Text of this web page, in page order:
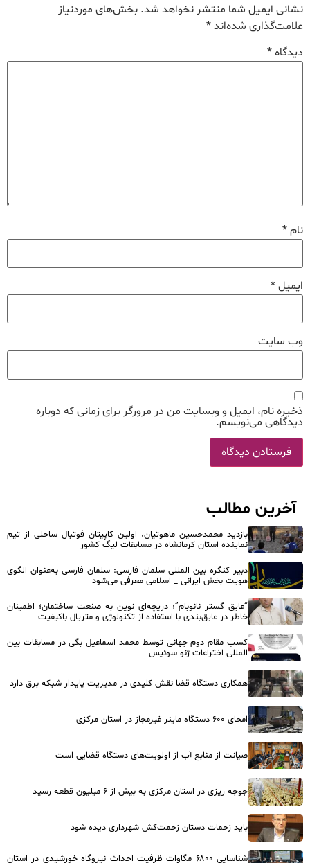
نشانی ایمیل شما منتشر نخواهد شد. بخش‌های موردنیاز
علامت‌گذاری شده‌اند*
دیدگاه*
نام*
ایمیل*
وب‌ سایت
ذخیره نام، ایمیل و وبسایت من در مرورگر برای زمانی که دوباره
دیدگاهی می‌نویسم.
آخرین مطالب
بازدید محمدحسین ماهوتیان، اولین کاپیتان فوتبال ساحلی از تیم
نماینده استان کرمانشاه در مسابقات لیگ کشور
دبیر کنگره بین المللی سلمان فارسی: سلمان فارسی به‌عنوان الگوی
هویت بخش ایرانی _ اسلامی معرفی می‌شود
“عایق گستر نانوبام”؛ دریچه‌ای نوین به صنعت ساختمان؛ اطمینان
خاطر در عایق‌بندی با استفاده از تکنولوژی و متریال باکیفیت
کسب مقام دوم جهانی توسط محمد اسماعیل بگی در مسابقات بین
المللی اختراعات ژنو سوئیس
همکاری دستگاه قضا نقش کلیدی در مدیریت پایدار شبکه برق دارد
امحای ۶۰۰ دستگاه ماینر غیرمجاز در استان مرکزی
صیانت از منابع آب از اولویت‌های دستگاه قضایی است
جوجه ریزی در استان مرکزی به بیش از ۶ میلیون قطعه رسید
باید زحمات دستان زحمت‌کش شهرداری دیده شود
شناسایی ۶۸۰۰ مگاوات ظرفیت احداث نیروگاه خورشیدی در استان